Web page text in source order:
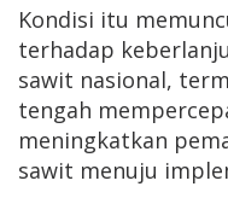
Kondisi itu
terhadap
sawit nasional,
tengah
meningkatkan
sawit menuju